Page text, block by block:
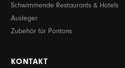
Schwimmende Restaurants & Hotels
Ausleger
Zubehör für Pontons
KONTAKT